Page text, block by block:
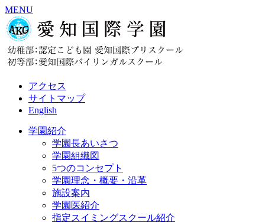
MENU
アクセス
サイトマップ
English
学園紹介
学園長あいさつ
学園組織図
5つのコンセプト
学園理念・概要・沿革
施設案内
学園医紹介
指定スイミングスクール紹介